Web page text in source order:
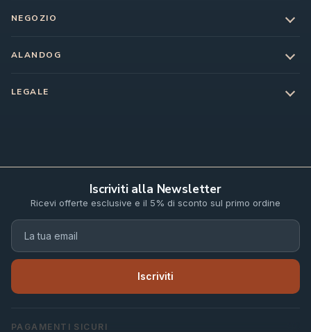
NEGOZIO
ALANDOG
LEGALE
Iscriviti alla Newsletter
Ricevi offerte esclusive e il 5% di sconto sul primo ordine
Iscriviti
PAGAMENTI SICURI